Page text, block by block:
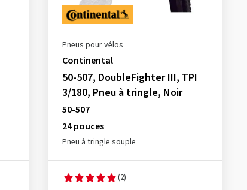
Pneus pour vélos
Continental
50-507, DoubleFighter III, TPI
3/180, Pneu à tringle, Noir
50-507
24 pouces
Pneu à tringle souple
(2)